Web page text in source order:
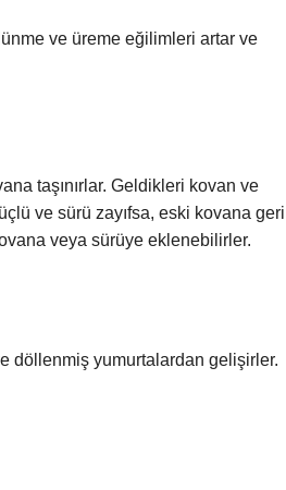
ve üreme eğilimleri artar ve
taşınırlar. Geldikleri kovan ve
ve sürü zayıfsa, eski kovana geri
veya sürüye eklenebilirler.
döllenmiş yumurtalardan gelişirler.